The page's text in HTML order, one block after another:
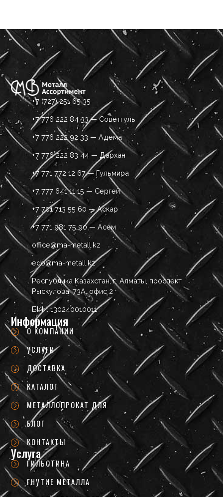
+7 (727) 251 65 35
+7 776 222 84 33 — Советгуль
+7 776 222 92 33 — Адема
+7 776 222 83 44 — Дархан
+7 771 772 12 67 — Гульмира
+7 777 641 11 15 — Сергей
+7 701 713 55 60 — Аскар
+7 771 981 75 90 — Асем
office@ma-metall.kz
edo@ma-metall.kz
Республика Казахстан, г. Алматы, проспект
Рыскулова, 73А, офис 2
БИН: 130240010011
Информация
О КОМПАНИИ
УСЛУГИ
ДОСТАВКА
КАТАЛОГ
МЕТАЛЛОПРОКАТ ДЛЯ
БЛОГ
КОНТАКТЫ
Услуга
ГИЛЬОТИНА
ГНУТИЕ МЕТАЛЛА